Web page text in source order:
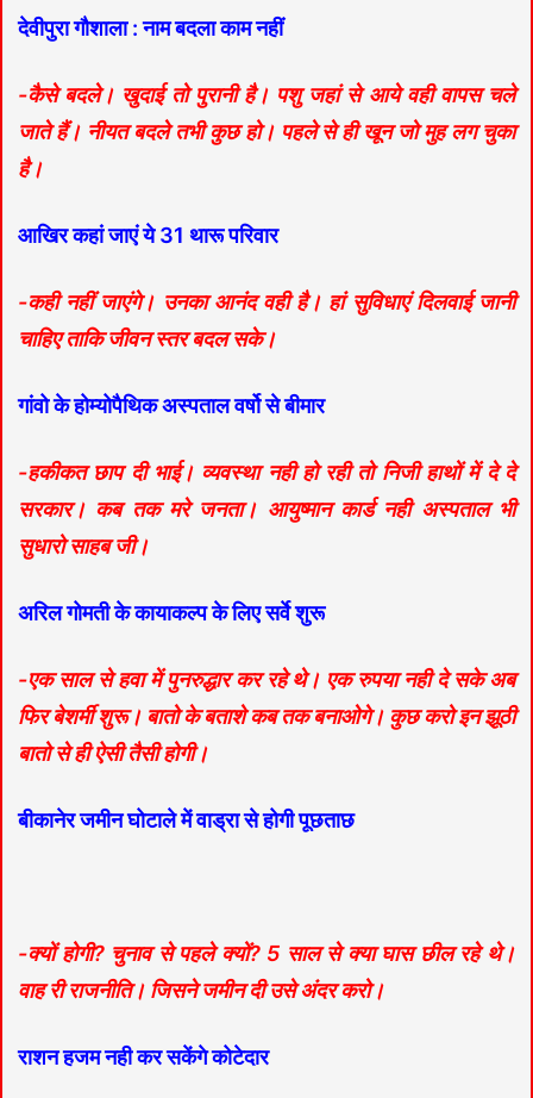
देवीपुरा गौशाला : नाम बदला काम नहीं
-कैसे बदले। खुदाई तो पुरानी है। पशु जहां से आये वही वापस चले
जाते हैं। नीयत बदले तभी कुछ हो। पहले से ही खून जो मुह लग चुका
है।
आखिर कहां जाएं ये 31 थारू परिवार
-कही नहीं जाएंगे। उनका आनंद वही है। हां सुविधाएं दिलवाई जानी
चाहिए ताकि जीवन स्तर बदल सके।
गांवो के होम्योपैथिक अस्पताल वर्षो से बीमार
-हकीकत छाप दी भाई। व्यवस्था नही हो रही तो निजी हाथों में दे दे
सरकार। कब तक मरे जनता। आयुष्मान कार्ड नही अस्पताल भी
सुधारो साहब जी।
अरिल गोमती के कायाकल्प के लिए सर्वे शुरू
-एक साल से हवा में पुनरुद्धार कर रहे थे। एक रुपया नही दे सके अब
फिर बेशर्मी शुरू। बातो के बताशे कब तक बनाओगे। कुछ करो इन झूठी
बातो से ही ऐसी तैसी होगी।
बीकानेर जमीन घोटाले में वाड्रा से होगी पूछताछ
-क्यों होगी? चुनाव से पहले क्यों? 5 साल से क्या घास छील रहे थे।
वाह री राजनीति। जिसने जमीन दी उसे अंदर करो।
राशन हजम नही कर सकेंगे कोटेदार